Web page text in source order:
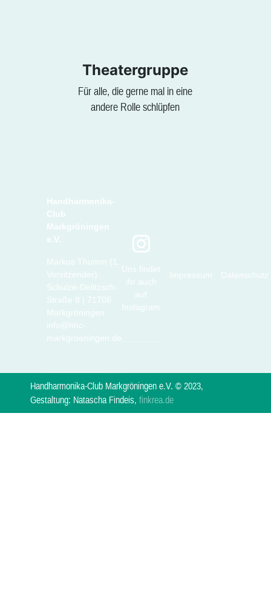
Theatergruppe
Für alle, die gerne mal in eine
andere Rolle schlüpfen
Handharmonika-
Club
Markgröningen
e.V.
Markus Thumm (1.
Vorsitzender)
Schulze-Delitzsch-
Straße 8 | 71706
Markgröningen
info@hhc-
markgroeningen.de
Uns findet
ihr auch
auf
Instagram
Impressum Datenschutz
Handharmonika-Club Markgröningen e.V. © 2023,
Gestaltung: Natascha Findeis, finkrea.de